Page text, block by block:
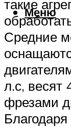
Меню
такие
Средние
л.с, весят
фрезами